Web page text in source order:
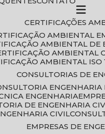
CERTIFICAÇÕES
AMBIENTAL
AMBIENTAL DE
AMBIENTAL
AMBIENTAL ISO
CONSULTORIAS DE
ENGENHARIA
DE ENGENHARIA
CIVIL
EMPRESAS DE